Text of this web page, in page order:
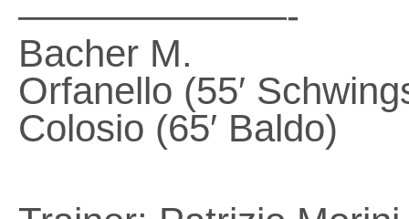
———————-
Bacher M.
Orfanello (55′
Colosio (65′ Baldo)